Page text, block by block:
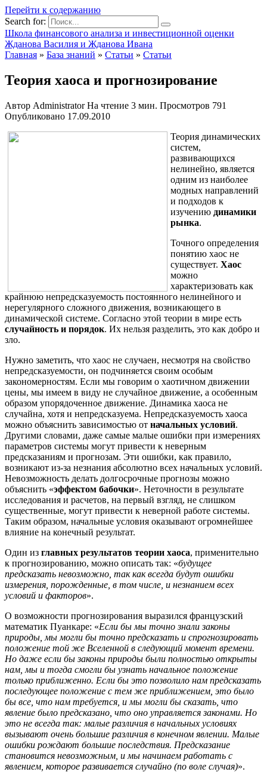
Перейти к содержанию
Search for:
Школа финансового анализа и инвестиционной оценки
Жданова Василия и Жданова Ивана
Главная » База знаний » Статьи » Статьи
Теория хаоса и прогнозирование
Автор Administrator На чтение 3 мин. Просмотров 791
Опубликовано 17.09.2010
Теория динамических
систем,
развивающихся
нелинейно, является
одним из наиболее
модных направлений
и подходов к
изучению динамики
рынка.
Точного определения
понятию хаос не
существует. Хаос
можно
характеризовать как
крайнюю непредсказуемость постоянного нелинейного и
нерегулярного сложного движения, возникающего в
динамической системе. Согласно этой теории в мире есть
случайность и порядок. Их нельзя разделить, это как добро и
зло.
Нужно заметить, что хаос не случаен, несмотря на свойство
непредсказуемости, он подчиняется своим особым
закономерностям. Если мы говорим о хаотичном движении
цены, мы имеем в виду не случайное движение, а особенным
образом упорядоченное движение. Динамика хаоса не
случайна, хотя и непредсказуема. Непредсказуемость хаоса
можно объяснить зависимостью от начальных условий.
Другими словами, даже самые малые ошибки при измерениях
параметров системы могут привести к неверным
предсказаниям и прогнозам. Эти ошибки, как правило,
возникают из-за незнания абсолютно всех начальных условий.
Невозможность делать долгосрочные прогнозы можно
объяснить «эффектом бабочки». Неточности в результате
исследования и расчетов, на первый взгляд, не слишком
существенные, могут привести к неверной работе системы.
Таким образом, начальные условия оказывают огромнейшее
влияние на конечный результат.
Один из главных результатов теории хаоса, применительно
к прогнозированию, можно описать так: «будущее
предсказать невозможно, так как всегда будут ошибки
измерения, порожденные, в том числе, и незнанием всех
условий и факторов».
О возможности прогнозирования выразился французский
математик Пуанкаре: «Если бы мы точно знали законы
природы, мы могли бы точно предсказать и спрогнозировать
положение той же Вселенной в следующий момент времени.
Но даже если бы законы природы были полностью открыты
нам, мы и тогда смогли бы узнать начальное положение
только приближенно. Если бы это позволило нам предсказать
последующее положение с тем же приближением, это было
бы все, что нам требуется, и мы могли бы сказать, что
явление было предсказано, что оно управляется законами. Но
это не всегда так: малые различия в начальных условиях
вызывают очень большие различия в конечном явлении. Малые
ошибки рождают большие последствия. Предсказание
становится невозможным, и мы начинаем работать с
явлением, которое развивается случайно (по воле случая)».